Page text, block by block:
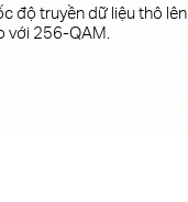
độ truyền dữ liệu thô lên
với 256-QAM.